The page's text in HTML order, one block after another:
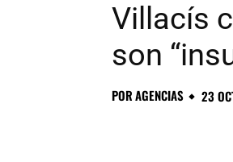
Villacís
son
PORAGENCIAS 23